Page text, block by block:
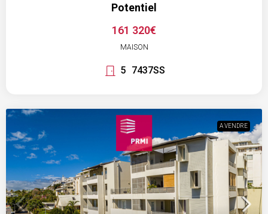
Potentiel
161 320€
MAISON
5 7437SS
A VENDRE